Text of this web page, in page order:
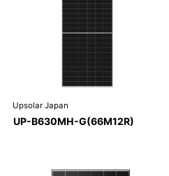
Upsolar Japan
UP-B630MH-G(66M12R)